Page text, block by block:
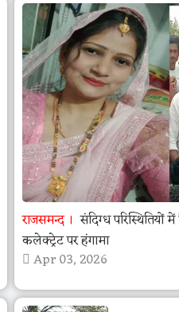
राजसमन्द
संदिग्ध परिस्थितियों
कलेक्ट्रेट पर हंगामा
Apr 03, 2026